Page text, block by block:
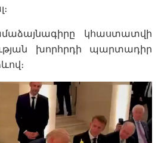
կհաստատվի
խորհրդի պարտադիր